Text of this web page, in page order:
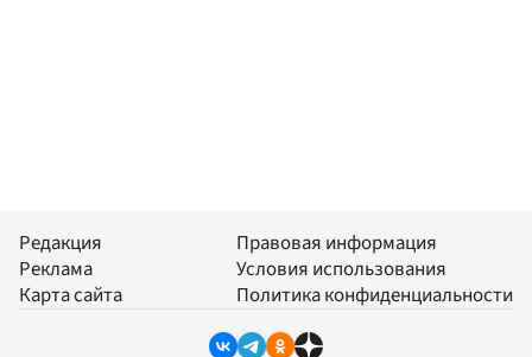
Редакция
Реклама
Карта сайта
Правовая информация
Условия использования
Политика конфиденциальности